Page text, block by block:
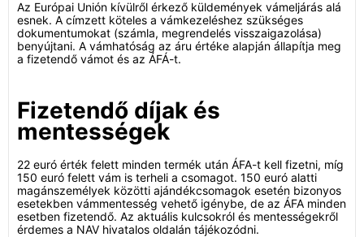
Az Európai Unión kívülről érkező küldemények vámeljárás alá
esnek. A címzett köteles a vámkezeléshez szükséges
dokumentumokat (számla, megrendelés visszaigazolása)
benyújtani. A vámhatóság az áru értéke alapján állapítja meg
a fizetendő vámot és az ÁFÁ-t.
Fizetendő díjak és
mentességek
22 euró érték felett minden termék után ÁFA-t kell fizetni, míg
150 euró felett vám is terheli a csomagot. 150 euró alatti
magánszemélyek közötti ajándékcsomagok esetén bizonyos
esetekben vámmentesség vehető igénybe, de az ÁFA minden
esetben fizetendő. Az aktuális kulcsokról és mentességekről
érdemes a NAV hivatalos oldalán tájékozódni.